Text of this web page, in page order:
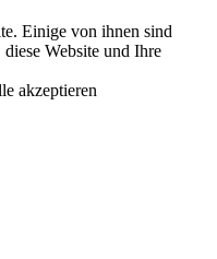
Einige von ihnen sind
Website und Ihre
akzeptieren